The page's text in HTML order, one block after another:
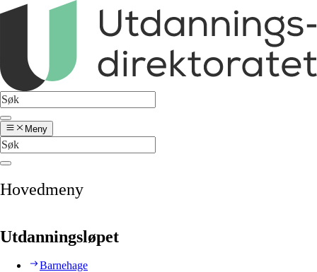
Meny
Hovedmeny
Utdanningsløpet
Barnehage